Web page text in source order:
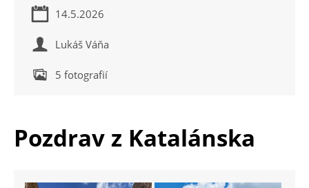
14.5.2026
Lukáš Váňa
5 fotografií
Pozdrav z Katalánska